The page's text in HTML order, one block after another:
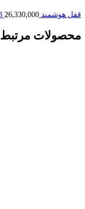
قفل هوشمند LockPro Z13 26,330,000
محصولات مرتبط